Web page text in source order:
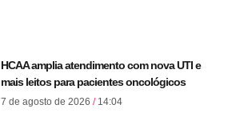
HCAA amplia atendimento com nova UTI e
mais leitos para pacientes oncológicos
7 de agosto de 2026 14:04